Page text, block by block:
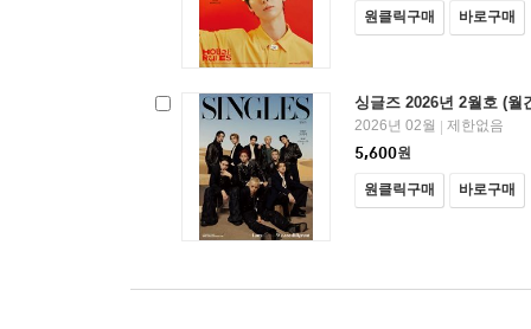
원클릭구매 바로구매
싱글즈 2026년 2월호 (월
2026년 02월 | 제한없음
5,600원
원클릭구매 바로구매